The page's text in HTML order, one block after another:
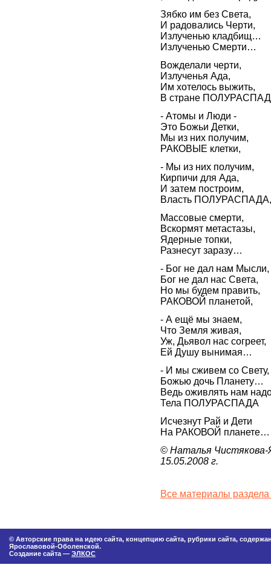
Зябко им без Света,
И радовались Черти,
Излученью кладбищ…
Излученью Смерти…
Вожделали черти,
Излученья Ада,
Им хотелось выжить,
В стране
- Атомы и Люди -
Это Божьи Детки,
Мы из них получим,
РАКОВЫЕ клетки,
- Мы из них получим,
Кирпичи для Ада,
И затем построим,
Власть ПОЛУРАСПАДА,
Массовые смерти,
Вскормят метастазы,
Ядерные топки,
Разнесут заразу…
- Бог не дал нам Мысли,
Бог не дал нас Света,
Но мы будем править,
РАКОВОЙ планетой,
- А ещё мы знаем,
Что Земля живая,
Уж, Дьявол нас согреет,
Ей Душу вынимая…
- И мы сживем со Свету,
Божью дочь Планету…
Ведь оживлять нам
Тела ПОЛУРАСПАДА
Исчезнут Рай и Дети
На РАКОВОЙ планете…
© Наталья Чистякова-
15.05.2008 г.
Все материалы
© Авторские права на идею сайта, концепцию сайта, рубрики сайта,
Ярославовой-Оболенской.
Создание сайта — ЭЛКОС